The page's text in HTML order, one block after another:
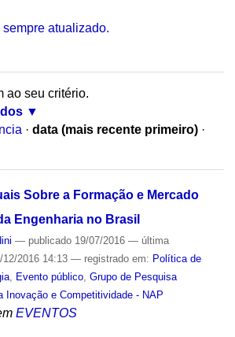
atualizado.
ao seu critério.
· data (mais recente primeiro) ·
Sobre a Formação e Mercado
Engenharia no Brasil
— publicado19/07/2016 — última
2016 14:13 — registrado em: Política de
, Evento público, Grupo de Pesquisa
Inovação e Competitividade - NAP
EVENTOS